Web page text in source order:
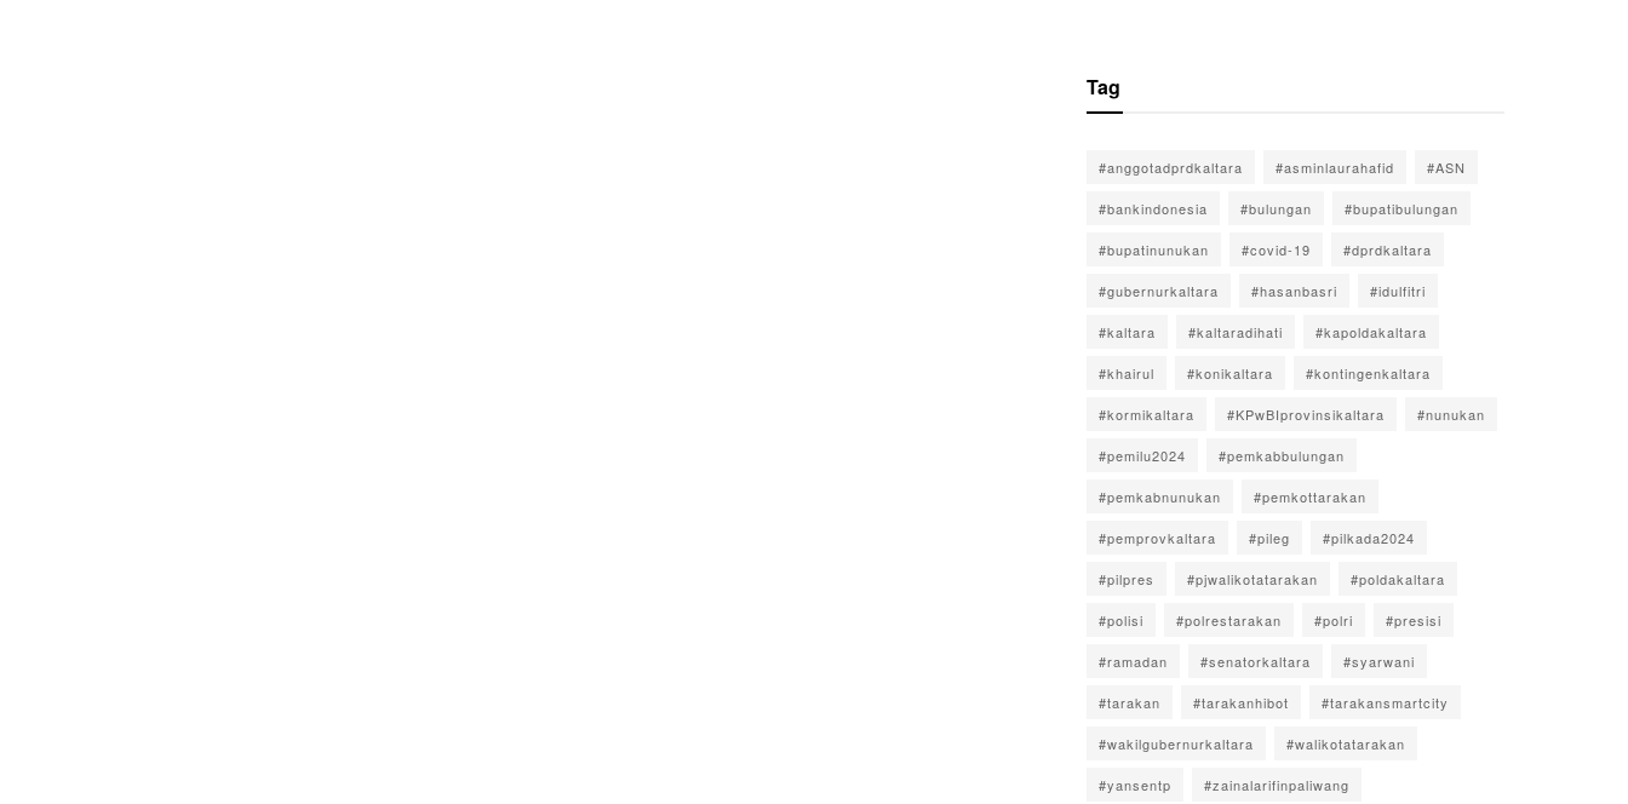
Tag
#anggotadprdkaltara #asminlaurahafid #ASN
#bankindonesia #bulungan #bupatibulungan
#bupatinunukan #covid-19 #dprdkaltara
#gubernurkaltara #hasanbasri #idulfitri
#kaltara #kaltaradihati #kapoldakaltara
#khairul #konikaltara #kontingenkaltara
#kormikaltara #KPwBIprovinsikaltara #nunukan
#pemilu2024 #pemkabbulungan
#pemkabnunukan #pemkottarakan
#pemprovkaltara #pileg #pilkada2024
#pilpres #pjwalikotatarakan #poldakaltara
#polisi #polrestarakan #polri #presisi
#ramadan #senatorkaltara #syarwani
#tarakan #tarakanhibot #tarakansmartcity
#wakilgubernurkaltara #walikotatarakan
#yansentp #zainalarifinpaliwang